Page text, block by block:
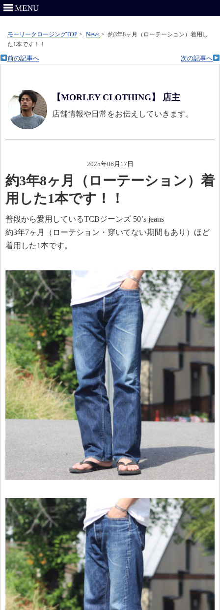
MENU
モーリークロージングTOP > News > 約3年8ヶ月（ローテーション）着用し
た1本です！！
次の記事へ
前の記事へ
【MORLEY CLOTHING】 店主
店舗情報や日常をお伝えしていきます。
2025年06月17日
約3年8ヶ月（ローテーション）着
用した1本です！！
普段から愛用しているTCBジーンズ 50’s jeans
約3年7ヶ月（ローテション・穿いてない期間もあり）ほど
着用した1本です。